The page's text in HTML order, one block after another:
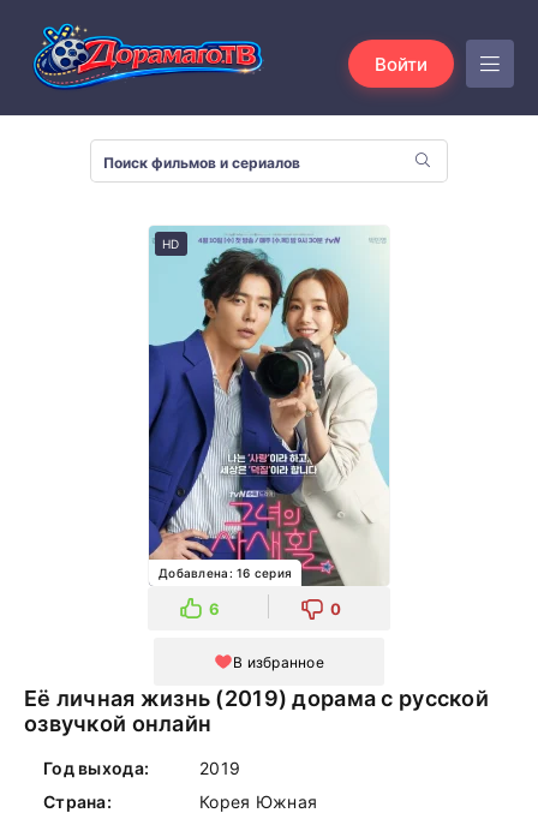
Войти
HD
Добавлена: 16 серия
6 0
В избранное
Её личная жизнь (2019) дорама с русской
озвучкой онлайн
Год выхода:
2019
Страна:
Корея Южная